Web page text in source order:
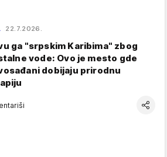
22.7.2026.
ga "srpskim Karibima" zbog
vode: Ovo je mesto gde
dobijaju prirodnu